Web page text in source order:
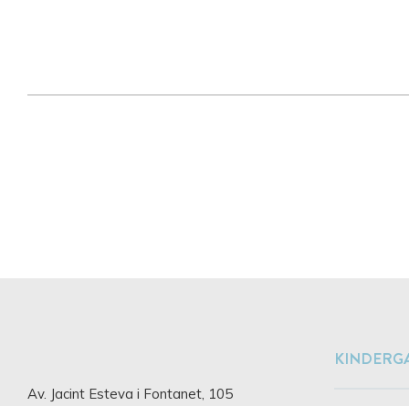
Av. Jacint Esteva i Fontanet, 105